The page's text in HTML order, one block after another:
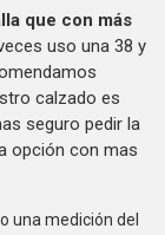
que con más
uso una 38 y
calzado es
seguro pedir la
opción con mas
una medición del